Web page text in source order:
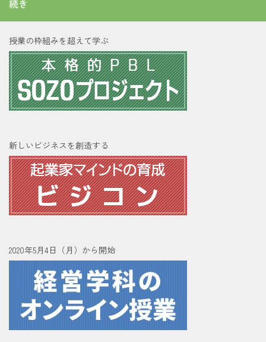
続き
授業の枠組みを超えて学ぶ
新しいビジネスを創造する
2020年5月4日（月）から開始